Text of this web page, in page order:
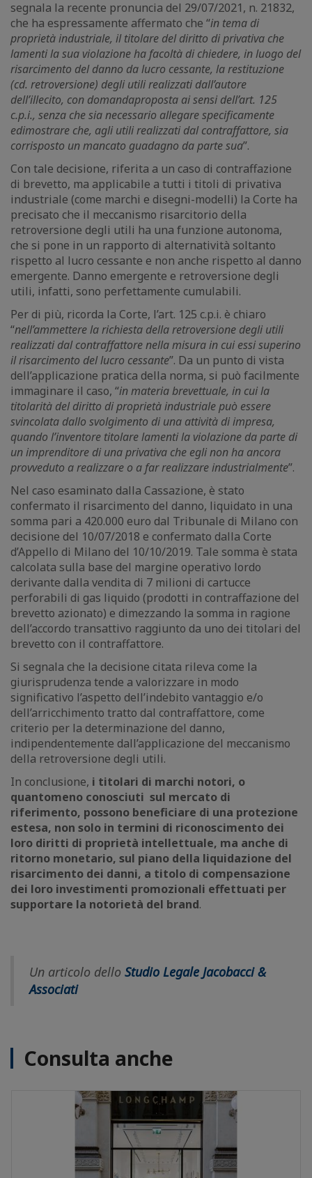
segnala la recente pronuncia del 29/07/2021, n. 21832,
che ha espressamente affermato che “in tema di
proprietà industriale, il titolare del diritto di privativa che
lamenti la sua violazione ha facoltà di chiedere, in luogo del
risarcimento del danno da lucro cessante, la restituzione
(cd. retroversione) degli utili realizzati dall’autore
dell’illecito, con domandaproposta ai sensi dell’art. 125
c.p.i., senza che sia necessario allegare specificamente
edimostrare che, agli utili realizzati dal contraffattore, sia
corrisposto un mancato guadagno da parte sua”.
Con tale decisione, riferita a un caso di contraffazione
di brevetto, ma applicabile a tutti i titoli di privativa
industriale (come marchi e disegni-modelli) la Corte ha
precisato che il meccanismo risarcitorio della
retroversione degli utili ha una funzione autonoma,
che si pone in un rapporto di alternatività soltanto
rispetto al lucro cessante e non anche rispetto al danno
emergente. Danno emergente e retroversione degli
utili, infatti, sono perfettamente cumulabili.
Per di più, ricorda la Corte, l’art. 125 c.p.i. è chiaro
“nell’ammettere la richiesta della retroversione degli utili
realizzati dal contraffattore nella misura in cui essi superino
il risarcimento del lucro cessante”. Da un punto di vista
dell’applicazione pratica della norma, si può facilmente
immaginare il caso, “in materia brevettuale, in cui la
titolarità del diritto di proprietà industriale può essere
svincolata dallo svolgimento di una attività di impresa,
quando l’inventore titolare lamenti la violazione da parte di
un imprenditore di una privativa che egli non ha ancora
provveduto a realizzare o a far realizzare industrialmente”.
Nel caso esaminato dalla Cassazione, è stato
confermato il risarcimento del danno, liquidato in una
somma pari a 420.000 euro dal Tribunale di Milano con
decisione del 10/07/2018 e confermato dalla Corte
d’Appello di Milano del 10/10/2019. Tale somma è stata
calcolata sulla base del margine operativo lordo
derivante dalla vendita di 7 milioni di cartucce
perforabili di gas liquido (prodotti in contraffazione del
brevetto azionato) e dimezzando la somma in ragione
dell’accordo transattivo raggiunto da uno dei titolari del
brevetto con il contraffattore.
Si segnala che la decisione citata rileva come la
giurisprudenza tende a valorizzare in modo
significativo l’aspetto dell’indebito vantaggio e/o
dell’arricchimento tratto dal contraffattore, come
criterio per la determinazione del danno,
indipendentemente dall’applicazione del meccanismo
della retroversione degli utili.
In conclusione, i titolari di marchi notori, o
quantomeno conosciuti sul mercato di
riferimento, possono beneficiare di una protezione
estesa, non solo in termini di riconoscimento dei
loro diritti di proprietà intellettuale, ma anche di
ritorno monetario, sul piano della liquidazione del
risarcimento dei danni, a titolo di compensazione
dei loro investimenti promozionali effettuati per
supportare la notorietà del brand.
Un articolo dello Studio Legale Jacobacci &
Associati
Consulta anche